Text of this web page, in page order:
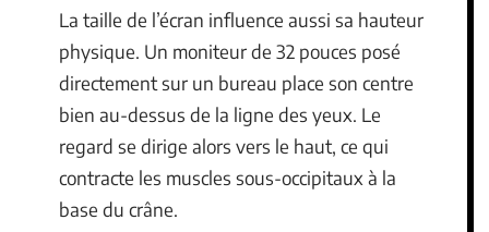
La taille de l’écran influence aussi sa hauteur
physique. Un moniteur de 32 pouces posé
directement sur un bureau place son centre
bien au-dessus de la ligne des yeux. Le
regard se dirige alors vers le haut, ce qui
contracte les muscles sous-occipitaux à la
base du crâne.